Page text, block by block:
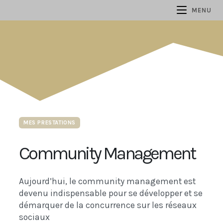
MENU
MES PRESTATIONS
Community Management
Aujourd’hui, le community management est
devenu indispensable pour se développer et se
démarquer de la concurrence sur les réseaux
sociaux